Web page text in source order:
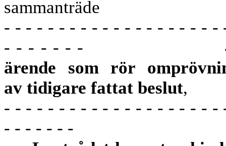
sammanträde
- - - - - - - - - - - - - - - - - - - -
- - - - - - -
ärende som rör
av tidigare fattat beslut,
- - - - - - - - - - - - - - - - - - - -
- - - - - - -